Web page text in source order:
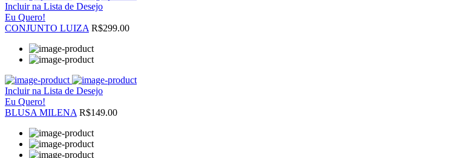
Incluir na Lista de Desejo
Eu Quero!
CONJUNTO LUIZA R$299.00
Incluir na Lista de Desejo
Eu Quero!
BLUSA MILENA R$149.00